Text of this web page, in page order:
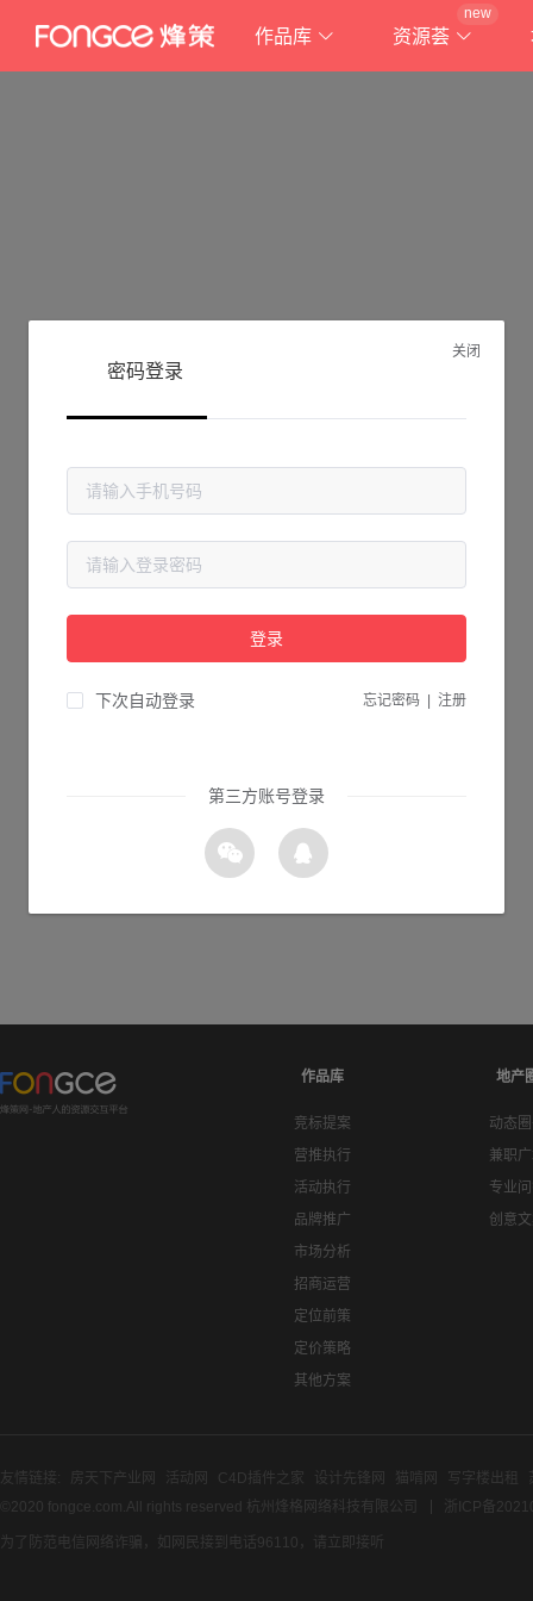
作品库 资源荟
new
抱歉!
请检查您输入的网址是否正确，或点击下面的按钮返回首页。
作品库
竞标提案
营推执行
活动执行
品牌推广
市场分析
招商运营
定位前策
定价策略
其他方案
地产
动态
兼职
专业
创意
友情链接: 房天下产业网 活动网 C4D插件之家 设计先锋网 猫啃网 写字楼出租
©2020 fongce.com.All rights reserved 杭州烽格网络科技有限公司
浙ICP备
为了防范电信网络诈骗，如网民接到电话96110，请立即接听
关闭
密码登录
登录
下次自动登录 忘记密码 注册
第三方账号登录